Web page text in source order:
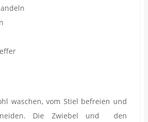
waschen, vom Stiel befreien und
Die Zwiebel und den